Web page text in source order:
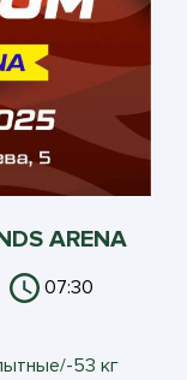
ARENA
07:30
53 кг